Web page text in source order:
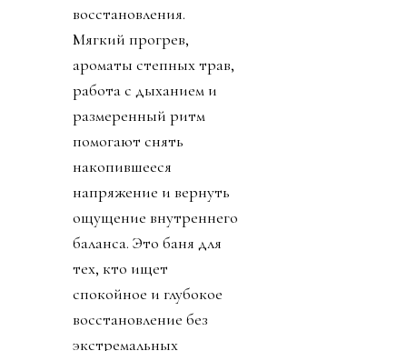
восстановления.
Мягкий прогрев,
ароматы степных трав,
работа с дыханием и
размеренный ритм
помогают снять
накопившееся
напряжение и вернуть
ощущение внутреннего
баланса. Это баня для
тех, кто ищет
спокойное и глубокое
восстановление без
экстремальных